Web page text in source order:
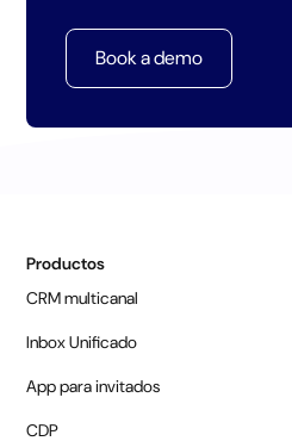
Book a demo
Productos
CRM multicanal
Inbox Unificado
App para invitados
CDP